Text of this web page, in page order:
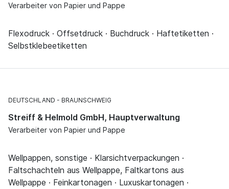
Verarbeiter von Papier und Pappe
Flexodruck · Offsetdruck · Buchdruck · Haftetiketten ·
Selbstklebeetiketten
DEUTSCHLAND BRAUNSCHWEIG
Streiff & Helmold GmbH, Hauptverwaltung
Verarbeiter von Papier und Pappe
Wellpappen, sonstige · Klarsichtverpackungen ·
Faltschachteln aus Wellpappe, Faltkartons aus
Wellpappe · Feinkartonagen · Luxuskartonagen ·